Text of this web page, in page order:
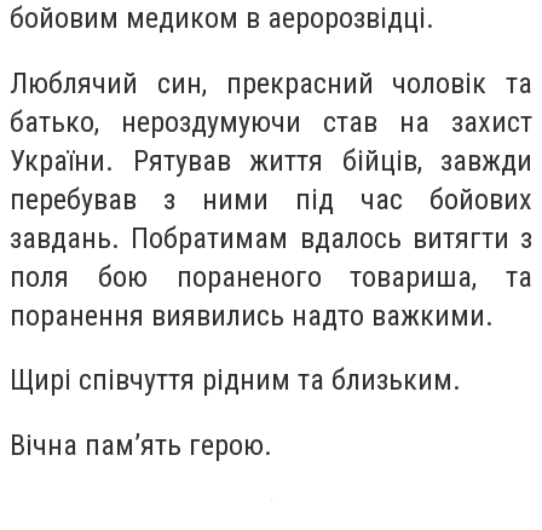
бойовим медиком в аеророзвідці.
Люблячий син, прекрасний чоловік та
батько, нероздумуючи став на захист
України. Рятував життя бійців, завжди
перебував з ними під час бойових
завдань. Побратимам вдалось витягти з
поля бою пораненого товариша, та
поранення виявились надто важкими.
Щирі співчуття рідним та близьким.
Вічна пам’ять герою.